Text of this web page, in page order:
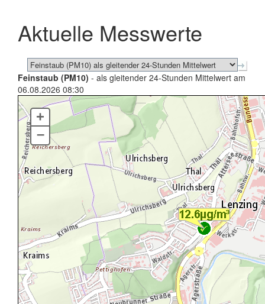
schließen
Aktuelle Messwerte
Feinstaub (PM10) - als gleitender 24-Stunden Mittelwert am
06.08.2026 08:30
+
–